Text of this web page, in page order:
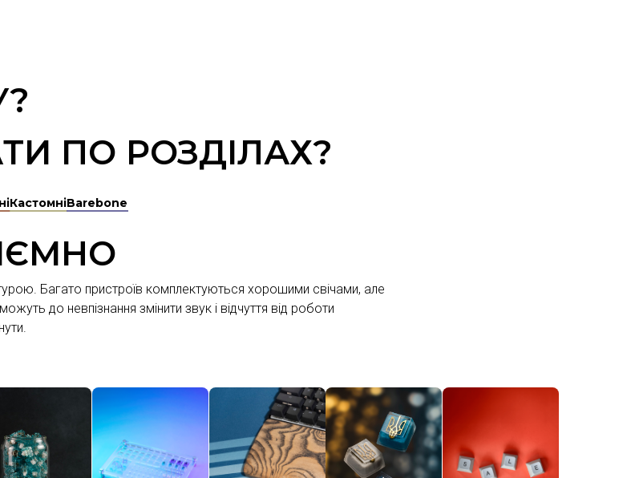
ПО РОЗДІЛАХ?
КастомніBarebone
Багато пристроїв комплектуються хорошими свічами, але
до невпізнання змінити звук і відчуття від роботи
МОДДІНГ АКСЕСУАРИ АРТІСАНИ РОЗПРОДАЖ